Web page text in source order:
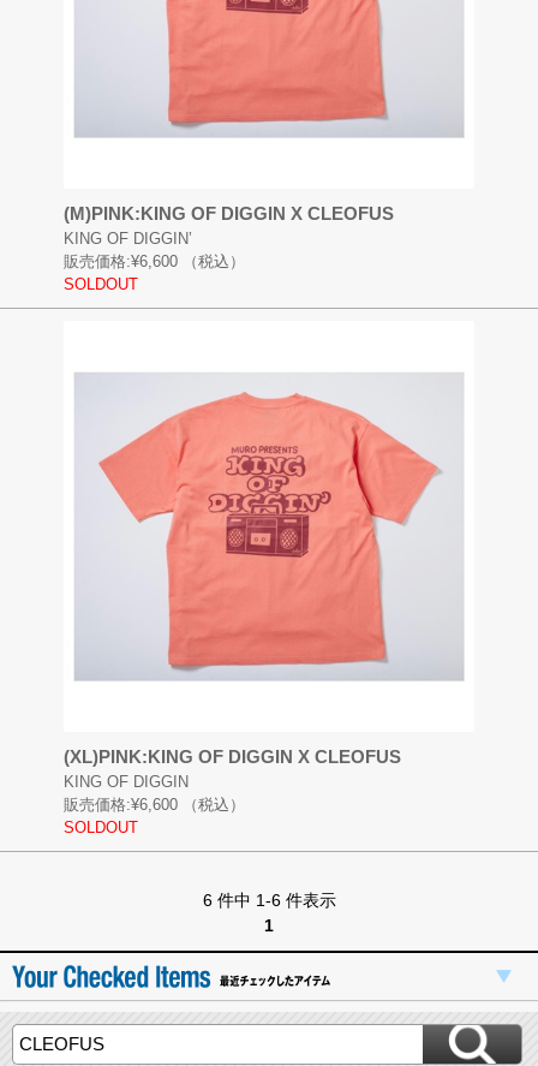
(M)PINK:KING OF DIGGIN X CLEOFUS
KING OF DIGGIN’
販売価格:¥6,600
（税込）
SOLDOUT
(XL)PINK:KING OF DIGGIN X CLEOFUS
KING OF DIGGIN
販売価格:¥6,600
（税込）
SOLDOUT
6 件中 1-6 件表示
1